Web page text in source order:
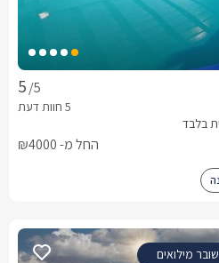
/5
החל מ- ₪4000
שובר מילואים